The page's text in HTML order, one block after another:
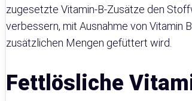
zugesetzte Vitamin-B-Zusätze den
verbessern, mit Ausnahme von Vitamin
zusätzlichen Mengen gefüttert wird.
Fettlösliche